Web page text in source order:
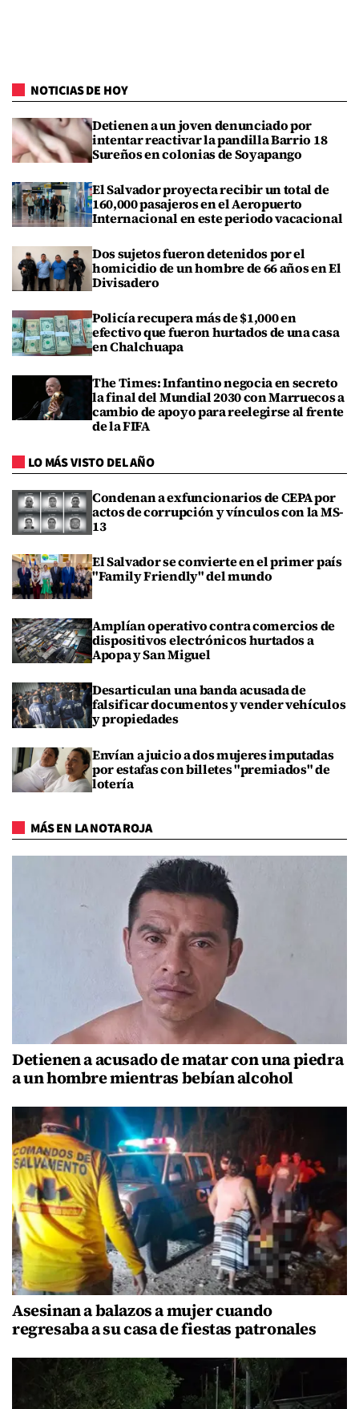
NOTICIAS DE HOY
Detienen a un joven denunciado por
intentar reactivar la pandilla Barrio 18
Sureños en colonias de Soyapango
El Salvador proyecta recibir un total de
160,000 pasajeros en el Aeropuerto
Internacional en este periodo vacacional
Dos sujetos fueron detenidos por el
homicidio de un hombre de 66 años en El
Divisadero
Policía recupera más de $1,000 en
efectivo que fueron hurtados de una casa
en Chalchuapa
The Times: Infantino negocia en secreto
la final del Mundial 2030 con Marruecos a
cambio de apoyo para reelegirse al frente
de la FIFA
LO MÁS VISTO DEL AÑO
Condenan a exfuncionarios de CEPA por
actos de corrupción y vínculos con la MS-
13
El Salvador se convierte en el primer país
"Family Friendly" del mundo
Amplían operativo contra comercios de
dispositivos electrónicos hurtados a
Apopa y San Miguel
Desarticulan una banda acusada de
falsificar documentos y vender vehículos
y propiedades
Envían a juicio a dos mujeres imputadas
por estafas con billetes "premiados" de
lotería
MÁS EN LA NOTA ROJA
Detienen a acusado de matar con una piedra
a un hombre mientras bebían alcohol
Asesinan a balazos a mujer cuando
regresaba a su casa de fiestas patronales